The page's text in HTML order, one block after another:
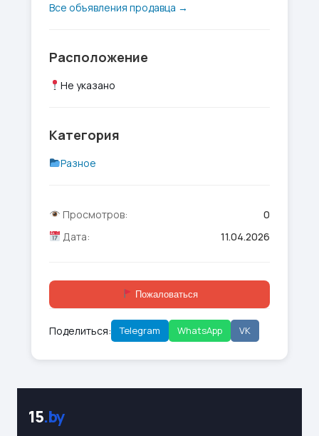
Все объявления продавца →
Расположение
Не указано
Категория
Разное
Просмотров:
0
Дата:
11.04.2026
Пожаловаться
Поделиться: Telegram WhatsApp VK
15.by